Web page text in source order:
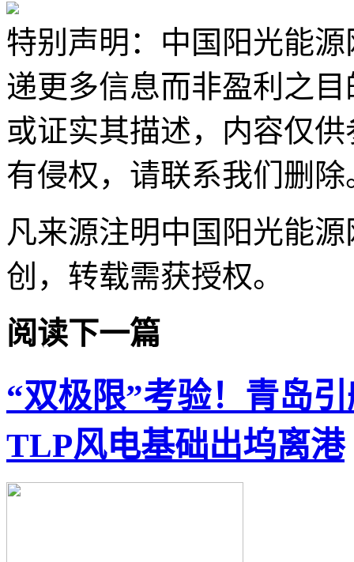
特别声明：中国阳光能
递更多信息而非盈利之
或证实其描述，内容仅
有侵权，请联系我们删除
凡来源注明中国阳光能
创，转载需获授权。
阅读下一篇
“双极限”考验！青岛
TLP风电基础出坞离港